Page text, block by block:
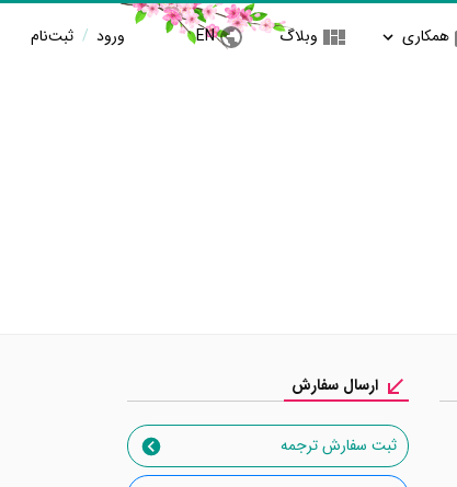
همکاری وبلاگ EN ورود / ثبت‌نام
ارسال سفارش
ثبت سفارش ترجمه